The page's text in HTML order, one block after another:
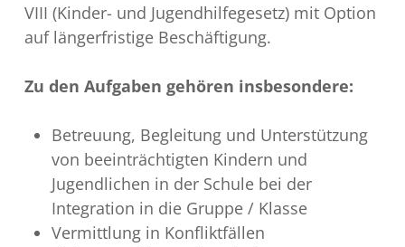
VIII (Kinder- und Jugendhilfegesetz) mit Option
auf längerfristige Beschäftigung.
Zu den Aufgaben gehören insbesondere:
Betreuung, Begleitung und Unterstützung
von beeinträchtigten Kindern und
Jugendlichen in der Schule bei der
Integration in die Gruppe / Klasse
Vermittlung in Konfliktfällen